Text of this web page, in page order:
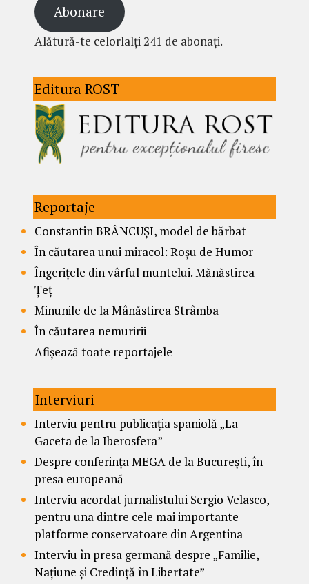
Abonare
Alătură-te celorlalți 241 de abonați.
Editura ROST
Reportaje
Constantin BRÂNCUȘI, model de bărbat
În căutarea unui miracol: Roșu de Humor
Îngerițele din vârful muntelui. Mănăstirea
Țeț
Minunile de la Mânăstirea Strâmba
În căutarea nemuririi
Afișează toate reportajele
Interviuri
Interviu pentru publicația spaniolă „La
Gaceta de la Iberosfera”
Despre conferința MEGA de la București, în
presa europeană
Interviu acordat jurnalistului Sergio Velasco,
pentru una dintre cele mai importante
platforme conservatoare din Argentina
Interviu în presa germană despre „Familie,
Națiune și Credință în Libertate”